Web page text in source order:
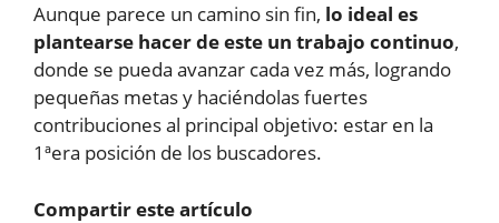
Aunque parece un camino sin fin, lo ideal es
plantearse hacer de este un trabajo continuo,
donde se pueda avanzar cada vez más, logrando
pequeñas metas y haciéndolas fuertes
contribuciones al principal objetivo: estar en la
1ªera posición de los buscadores.
Compartir este artículo